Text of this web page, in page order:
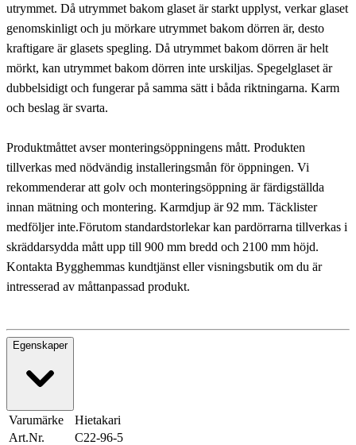
utrymmet. Då utrymmet bakom glaset är starkt upplyst, verkar glaset
genomskinligt och ju mörkare utrymmet bakom dörren är, desto
kraftigare är glasets spegling. Då utrymmet bakom dörren är helt
mörkt, kan utrymmet bakom dörren inte urskiljas. Spegelglaset är
dubbelsidigt och fungerar på samma sätt i båda riktningarna. Karm
och beslag är svarta.
Produktmåttet avser monteringsöppningens mått. Produkten
tillverkas med nödvändig installeringsmån för öppningen. Vi
rekommenderar att golv och monteringsöppning är färdigställda
innan mätning och montering. Karmdjup är 92 mm. Täcklister
medföljer inte.Förutom standardstorlekar kan pardörrarna tillverkas i
skräddarsydda mått upp till 900 mm bredd och 2100 mm höjd.
Kontakta Bygghemmas kundtjänst eller visningsbutik om du är
intresserad av måttanpassad produkt.
Egenskaper
Varumärke
Hietakari
Art.Nr.
C22-96-5